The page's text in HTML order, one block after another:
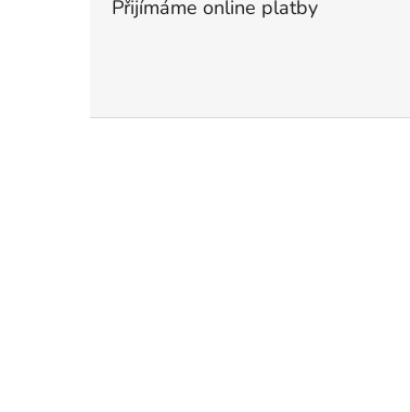
Přijímáme online platby